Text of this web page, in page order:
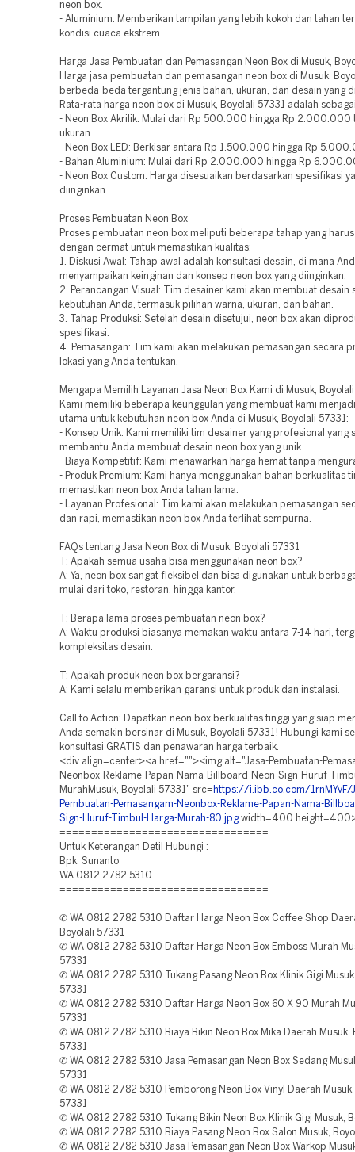
neon box.
- Aluminium: Memberikan tampilan yang lebih kokoh dan tahan
kondisi cuaca ekstrem.
Harga Jasa Pembuatan dan Pemasangan Neon Box di Musuk,
Harga jasa pembuatan dan pemasangan neon box di Musuk,
berbeda-beda tergantung jenis bahan, ukuran, dan desain yang
Rata-rata harga neon box di Musuk, Boyolali 57331 adalah
- Neon Box Akrilik: Mulai dari Rp 500.000 hingga Rp 2.000.000
ukuran.
- Neon Box LED: Berkisar antara Rp 1.500.000 hingga Rp
- Bahan Aluminium: Mulai dari Rp 2.000.000 hingga Rp
- Neon Box Custom: Harga disesuaikan berdasarkan spesifikasi
diinginkan.
Proses Pembuatan Neon Box
Proses pembuatan neon box meliputi beberapa tahap yang
dengan cermat untuk memastikan kualitas:
1. Diskusi Awal: Tahap awal adalah konsultasi desain, di mana
menyampaikan keinginan dan konsep neon box yang diinginkan.
2. Perancangan Visual: Tim desainer kami akan membuat desain
kebutuhan Anda, termasuk pilihan warna, ukuran, dan bahan.
3. Tahap Produksi: Setelah desain disetujui, neon box akan
spesifikasi.
4. Pemasangan: Tim kami akan melakukan pemasangan secara
lokasi yang Anda tentukan.
Mengapa Memilih Layanan Jasa Neon Box Kami di Musuk,
Kami memiliki beberapa keunggulan yang membuat kami
utama untuk kebutuhan neon box Anda di Musuk, Boyolali 57331:
- Konsep Unik: Kami memiliki tim desainer yang profesional yang
membantu Anda membuat desain neon box yang unik.
- Biaya Kompetitif: Kami menawarkan harga hemat tanpa
- Produk Premium: Kami hanya menggunakan bahan berkualitas
memastikan neon box Anda tahan lama.
- Layanan Profesional: Tim kami akan melakukan pemasangan
dan rapi, memastikan neon box Anda terlihat sempurna.
FAQs tentang Jasa Neon Box di Musuk, Boyolali 57331
T: Apakah semua usaha bisa menggunakan neon box?
A: Ya, neon box sangat fleksibel dan bisa digunakan untuk
mulai dari toko, restoran, hingga kantor.
T: Berapa lama proses pembuatan neon box?
A: Waktu produksi biasanya memakan waktu antara 7-14 hari,
kompleksitas desain.
T: Apakah produk neon box bergaransi?
A: Kami selalu memberikan garansi untuk produk dan instalasi.
Call to Action: Dapatkan neon box berkualitas tinggi yang siap
Anda semakin bersinar di Musuk, Boyolali 57331! Hubungi kami
konsultasi GRATIS dan penawaran harga terbaik.
<div align=center><a href=""><img alt="Jasa-Pembuatan-
Neonbox-Reklame-Papan-Nama-Billboard-Neon-Sign-Huruf-
MurahMusuk, Boyolali 57331" src= https://i.ibb.co.com/1rnMYvF/
Pembuatan-Pemasangam-Neonbox-Reklame-Papan-Nama-
Sign-Huruf-Timbul-Harga-Murah-80.jpgwidth=400
=================================
Untuk Keterangan Detil Hubungi :
Bpk. Sunanto
WA 0812 2782 5310
=================================
✆ WA 0812 2782 5310 Daftar Harga Neon Box Coffee Shop
Boyolali 57331
✆ WA 0812 2782 5310 Daftar Harga Neon Box Emboss Murah
57331
✆ WA 0812 2782 5310 Tukang Pasang Neon Box Klinik Gigi
57331
✆ WA 0812 2782 5310 Daftar Harga Neon Box 60 X 90 Murah
57331
✆ WA 0812 2782 5310 Biaya Bikin Neon Box Mika Daerah Musuk,
57331
✆ WA 0812 2782 5310 Jasa Pemasangan Neon Box Sedang
57331
✆ WA 0812 2782 5310 Pemborong Neon Box Vinyl Daerah
57331
✆ WA 0812 2782 5310 Tukang Bikin Neon Box Klinik Gigi Musuk,
✆ WA 0812 2782 5310 Biaya Pasang Neon Box Salon Musuk,
✆ WA 0812 2782 5310 Jasa Pemasangan Neon Box Warkop